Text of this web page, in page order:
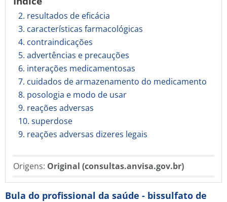
2. resultados de eficácia
3. características farmacológicas
4. contraindicações
5. advertências e precauções
6. interações medicamentosas
7. cuidados de armazenamento do medicamento
8. posologia e modo de usar
9. reações adversas
10. superdose
9. reações adversas dizeres legais
Origens: Original (consultas.anvisa.gov.br)
Bula do profissional da saúde - bissulfato de